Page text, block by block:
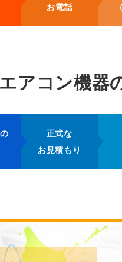
お電話
アコン機器
正式な
お見積もり